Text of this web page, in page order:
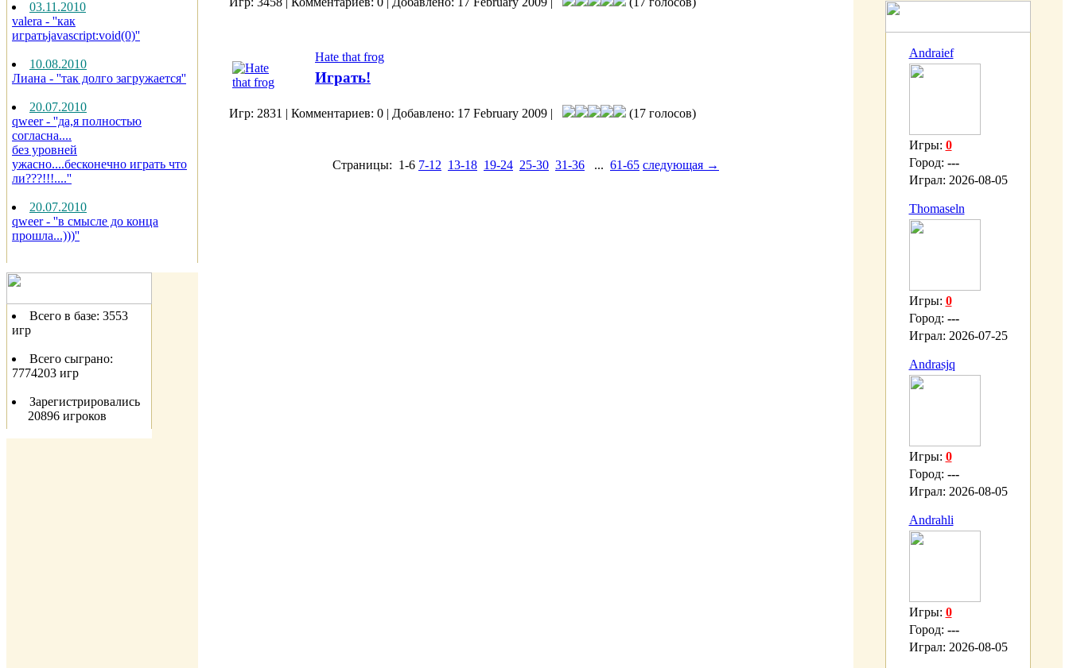
03.11.2010
valera - ''как
игратьjavascript:void(0)''
10.08.2010
Лиана - ''так долго загружается''
20.07.2010
qweer- ''да,я полностью
согласна....
без уровней
ужасно....бесконечно играть что
ли???!!!....''
20.07.2010
qweer- ''в смысле до конца
прошла...)))''
Всего в базе: 3553
игр
Всего сыграно:
7774203 игр
Зарегистрировались
20896 игроков
Hate that frog
Играть!
Игр: 2831 | Комментариев: 0 | Добавлено: 17 February 2009 | (17 голосов)
Страницы: 1-6 7-12 13-18 19-24 25-30 31-36 ... 61-65 следующая →
Andraief
Игры: 0
Город: ---
Играл: 2026-08-05
Thomaseln
Игры: 0
Город: ---
Играл: 2026-07-25
Andrasjq
Игры: 0
Город: ---
Играл: 2026-08-05
Andrahli
Игры: 0
Город: ---
Играл: 2026-08-05